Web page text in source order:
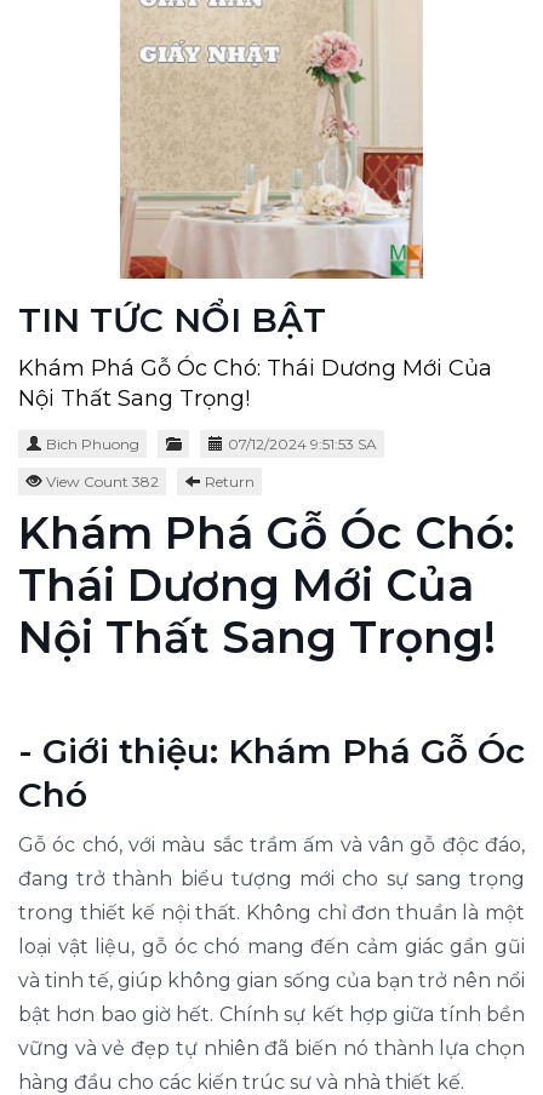
TIN TỨC NỔI BẬT
Khám Phá Gỗ Óc Chó: Thái Dương Mới Của
Nội Thất Sang Trọng!
Bich Phuong 07/12/2024 9:51:53 SA
View Count 382 Return
Khám Phá Gỗ Óc Chó:
Thái Dương Mới Của
Nội Thất Sang Trọng!
- Giới thiệu: Khám Phá Gỗ Óc
Chó
Gỗ óc chó, với màu sắc trầm ấm và vân gỗ độc đáo,
đang trở thành biểu tượng mới cho sự sang trọng
trong thiết kế nội thất. Không chỉ đơn thuần là một
loại vật liệu, gỗ óc chó mang đến cảm giác gần gũi
và tinh tế, giúp không gian sống của bạn trở nên nổi
bật hơn bao giờ hết. Chính sự kết hợp giữa tính bền
vững và vẻ đẹp tự nhiên đã biến nó thành lựa chọn
hàng đầu cho các kiến trúc sư và nhà thiết kế.